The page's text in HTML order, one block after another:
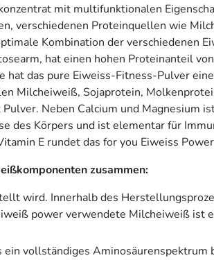
mit multifunktionalen
verschiedenen Proteinquellen wie
Kombination der verschiedenen
hat einen hohen Proteinanteil
das pure Eiweiss-Fitness-Pulver
Milcheiweiß, Sojaprotein,
Neben Calcium und Magnesium
des Körpers und ist elementar für
E rundet das for you Eiweiss
zusammen:
wird. Innerhalb des
power verwendete Milcheiweiß ist
vollständiges